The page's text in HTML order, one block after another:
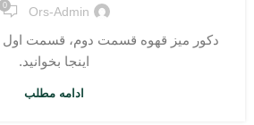
Ors-Admin
0
دکور میز قهوه قسمت دوم، قسمت اول
اینجا بخوانید.
ادامه مطلب